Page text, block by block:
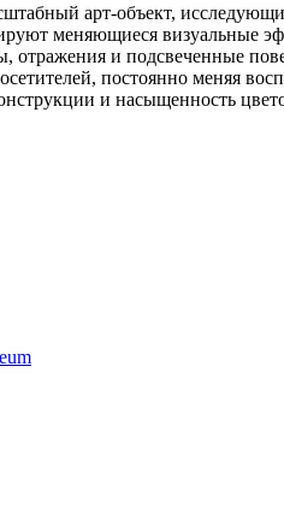
арт-объект,
меняющиеся визуальные
отражения и подсвеченные
постоянно меняя
и насыщенность